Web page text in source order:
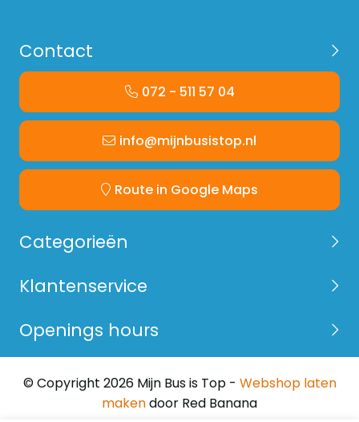
Contact
072 - 511 57 04
info@mijnbusistop.nl
Route in Google Maps
Categorieën
Klantenservice
Openings hours
© Copyright 2026 Mijn Bus is Top - Webshop laten
makendoor Red Banana